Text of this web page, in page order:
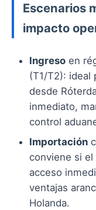
Escenarios
impacto
Ingreso en
(T1/T2): ideal
desde
inmediato,
control
Importación
conviene si
acceso
ventajas
Holanda.